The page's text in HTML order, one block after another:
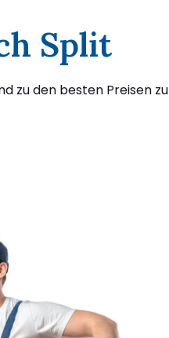
Split
zu den besten Preisen zu